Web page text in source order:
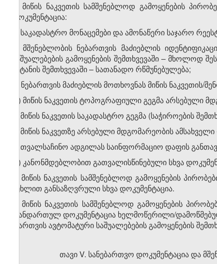
1. მიწის ნაკვეთის სამშენებლოდ გამოყენების
დოკუმენტაცია:
ა) საკადასტრო მონაცემები და ამონაწერი საჯარო
ბ) მშენებლობის ნებართვის მაძიებლის
საშუალებების გამოყენების შემთხვევაში – მხოლოდ
შეტანის შემ­თხვევაში – სათანადო რწმუნებულება;
გ) ნებართვის მაძიებლის მოთხოვნას მიწის ნაკვეთის/
დ) მიწის ნაკვეთის ტოპოგრაფიული გეგმა არსებული
ე) მიწის ნაკვეთის საკადასტრო გეგმა (საჭიროების
ვ) მიწის ნაკვეთზე არსებული მდგომარეობის
ზ) თვალსაჩინო ადგილას საინფორმაციო დაფის
თ) კანონმდებლობით გათვალისწინებული სხვა
2. მიწის ნაკვეთის სამშენებლოდ გამოყენების
მუხლით განსაზღვრული სხვა დოკუმენტაცია.
3. მიწის ნაკვეთის სამშენებლოდ გამოყე­ნე­ბის
თანდართულ დოკუმენტაცია ხელმოწერილი/
(მართვის ავტომატური საშუალებების გამოყენების
თავი V. სანებართვო დოკუმენტაცია და